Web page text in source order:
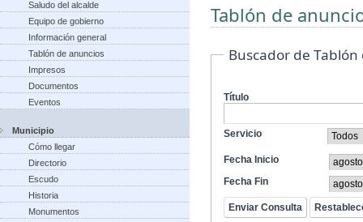
Saludo del alcalde
Equipo de gobierno
Información general
Tablón de anuncios
Impresos
Documentos
Eventos
Municipio
Cómo llegar
Directorio
Escudo
Historia
Monumentos
Tablón de
Buscador de
Título
Servicio
Fecha Inicio
Fecha Fin